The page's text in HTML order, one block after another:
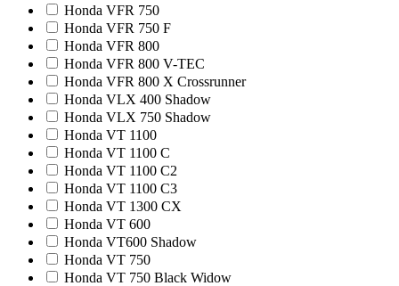
Honda VFR 750
Honda VFR 750 F
Honda VFR 800
Honda VFR 800 V-TEC
Honda VFR 800 X Crossrunner
Honda VLX 400 Shadow
Honda VLX 750 Shadow
Honda VT 1100
Honda VT 1100 C
Honda VT 1100 C2
Honda VT 1100 C3
Honda VT 1300 CX
Honda VT 600
Honda VT600 Shadow
Honda VT 750
Honda VT 750 Black Widow